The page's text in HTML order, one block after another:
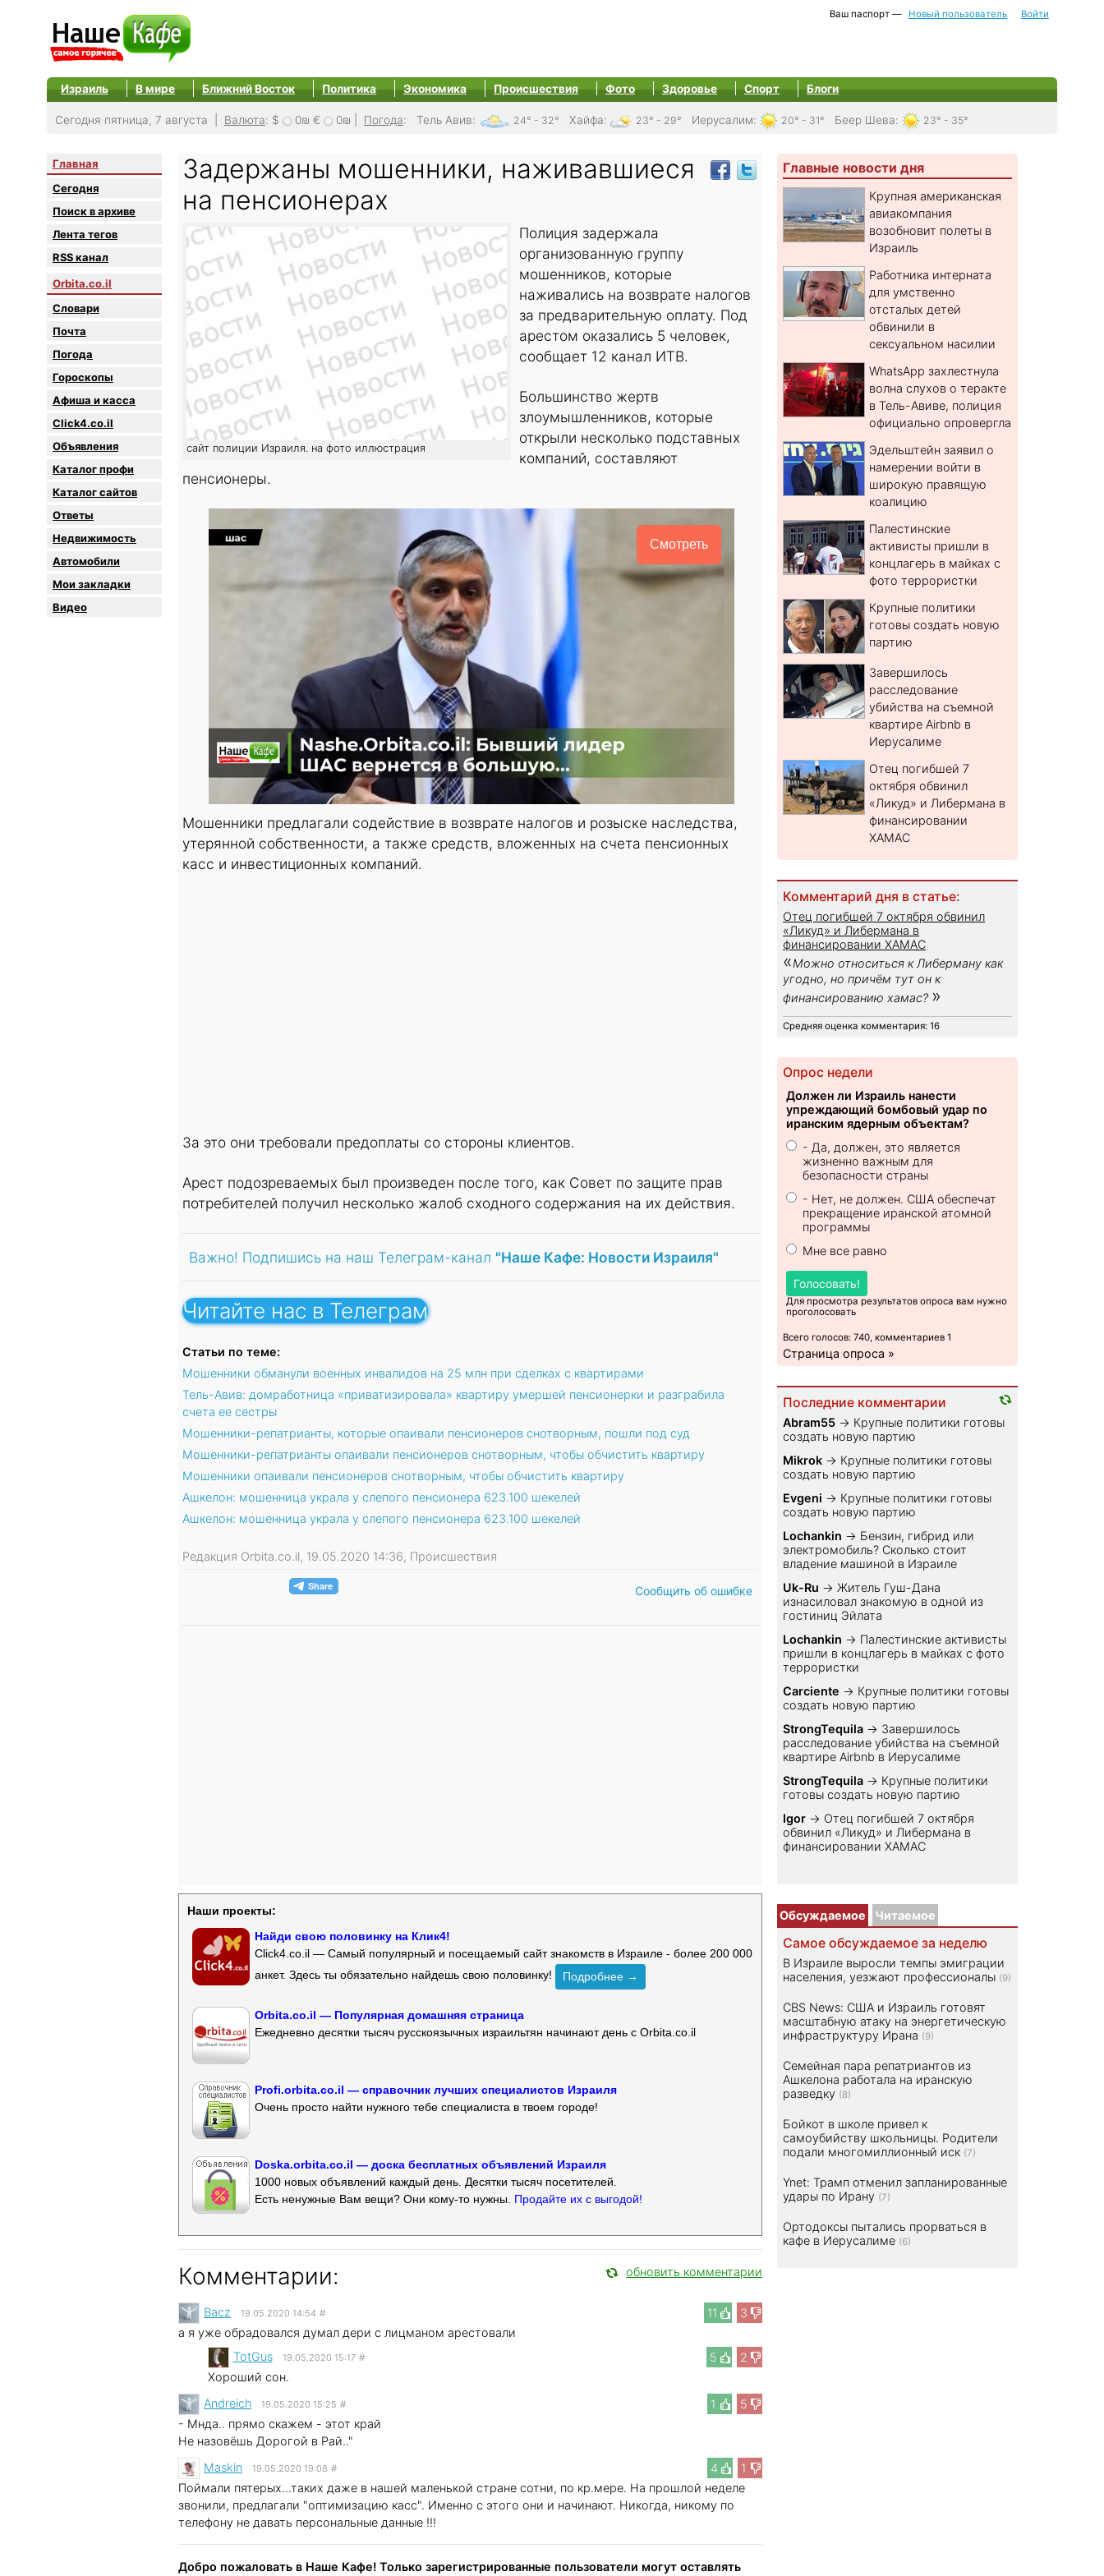
Ваш паспорт — Новый пользователь Войти
Израиль В мире Ближний Восток Политика Экономика Происшествия Фото Здоровье Спорт Блоги
Сегодня пятница, 7 августа | Валюта: $ 0₪ € 0₪ Погода: Тель Авив: 24° - 32° Хайфа: 23° - 29° Иерусалим: 20° - 31° Беер Шева: 23° - 35°
Главная
Сегодня
Поиск в архиве
Лента тегов
RSS канал
Orbita.co.il
Словари
Почта
Погода
Гороскопы
Афиша и касса
Click4.co.il
Объявления
Каталог профи
Каталог сайтов
Oтветы
Недвижимость
Автомобили
Мои закладки
Видео
Задержаны мошенники, наживавшиеся
на пенсионерах
сайт полиции Израиля. на фото иллюстрация
Полиция задержала
организованную группу
мошенников, которые
наживались на возврате налогов
за предварительную оплату. Под
арестом оказались 5 человек,
сообщает 12 канал ИТВ.
Большинство жертв
злоумышленников, которые
открыли несколько подставных
компаний, составляют
пенсионеры.
Смотреть
Мошенники предлагали содействие в возврате налогов и розыске наследства,
утерянной собственности, а также средств, вложенных на счета пенсионных
касс и инвестиционных компаний.
За это они требовали предоплаты со стороны клиентов.
Арест подозреваемых был произведен после того, как Совет по защите прав
потребителей получил несколько жалоб сходного содержания на их действия.
Важно! Подпишись на наш Телеграм-канал "Наше Кафе: Новости Израиля"
Читайте нас в Телеграм
Статьи по теме:
Мошенники обманули военных инвалидов на 25 млн при сделках с квартирами
Тель-Авив: домработница «приватизировала» квартиру умершей пенсионерки и разграбила
счета ее сестры
Мошенники-репатрианты, которые опаивали пенсионеров снотворным, пошли под суд
Мошенники-репатрианты опаивали пенсионеров снотворным, чтобы обчистить квартиру
Мошенники опаивали пенсионеров снотворным, чтобы обчистить квартиру
Ашкелон: мошенница украла у слепого пенсионера 623.100 шекелей
Ашкелон: мошенница украла у слепого пенсионера 623.100 шекелей
Редакция Orbita.co.il, 19.05.2020 14:36, Происшествия
Сообщить об ошибке
Наши проекты:
Найди свою половинку на Клик4!
Click4.co.il — Самый популярный и посещаемый сайт знакомств в Израиле - более 200 000
анкет. Здесь ты обязательно найдешь свою половинку!
Подробнее →
Orbita.co.il — Популярная домашняя страница
Ежедневно десятки тысяч русскоязычных израильтян начинают день с Orbita.co.il
Profi.orbita.co.il — справочник лучших специалистов Израиля
Очень просто найти нужного тебе специалиста в твоем городе!
Doska.orbita.co.il — доска бесплатных объявлений Израиля
1000 новых объявлений каждый день. Десятки тысяч посетителей.
Есть ненужные Вам вещи? Они кому-то нужны. Продайте их с выгодой!
Комментарии: обновить комментарии
11 3
Bacz 19.05.2020 14:54 #
а я уже обрадовался думал дери с лицманом арестовали
5
2
TotGus 19.05.2020 15:17 #
Хороший сон.
1
5
Andreich 19.05.2020 15:25 #
- Мнда.. прямо скажем - этот край
Не назовёшь Дорогой в Рай.."
4
1
Maskin 19.05.2020 19:08 #
Поймали пятерых...таких даже в нашей маленькой стране сотни, по кр.мере. На прошлой неделе
звонили, предлагали "оптимизацию касс". Именно с этого они и начинают. Никогда, никому по
телефону не давать персональные данные !!!
Добро пожаловать в Наше Кафе! Только зарегистрированные пользователи могут оставлять
Главные новости дня
Крупная американская
авиакомпания
возобновит полеты в
Израиль
Работника интерната
для умственно
отсталых детей
обвинили в
сексуальном насилии
WhatsApp захлестнула
волна слухов о теракте
в Тель-Авиве, полиция
официально опровергла
Эдельштейн заявил о
намерении войти в
широкую правящую
коалицию
Палестинские
активисты пришли в
концлагерь в майках с
фото террористки
Крупные политики
готовы создать новую
партию
Завершилось
расследование
убийства на съемной
квартире Airbnb в
Иерусалиме
Отец погибшей 7
октября обвинил
«Ликуд» и Либермана в
финансировании
ХАМАС
Комментарий дня в статье:
Отец погибшей 7 октября обвинил
«Ликуд» и Либермана в
финансировании ХАМАС
«Можно относиться к Либерману как
угодно, но причём тут он к
финансированию хамас? »
Средняя оценка комментария: 16
Опрос недели
Должен ли Израиль нанести
упреждающий бомбовый удар по
иранским ядерным объектам?
- Да, должен, это является
жизненно важным для
безопасности страны
- Нет, не должен. США обеспечат
прекращение иранской атомной
программы
Мне все равно
Голосовать!
Для просмотра результатов опроса вам нужно
проголосовать
Всего голосов: 740, комментариев 1
Страница опроса »
Последние комментарии
Abram55 → Крупные политики готовы
создать новую партию
Mikrok → Крупные политики готовы
создать новую партию
Evgeni → Крупные политики готовы
создать новую партию
Lochankin → Бензин, гибрид или
электромобиль? Cколько стоит
владение машиной в Израиле
Uk-Ru → Житель Гуш-Дана
изнасиловал знакомую в одной из
гостиниц Эйлата
Lochankin → Палестинские активисты
пришли в концлагерь в майках с фото
террористки
Carciente → Крупные политики готовы
создать новую партию
StrongTequila → Завершилось
расследование убийства на съемной
квартире Airbnb в Иерусалиме
StrongTequila → Крупные политики
готовы создать новую партию
Igor → Отец погибшей 7 октября
обвинил «Ликуд» и Либермана в
финансировании ХАМАС
Обсуждаемое Читаемое
Самое обсуждаемое за неделю
В Израиле выросли темпы эмиграции
населения, уезжают профессионалы (9)
CBS News: США и Израиль готовят
масштабную атаку на энергетическую
инфраструктуру Ирана (9)
Семейная пара репатриантов из
Ашкелона работала на иранскую
разведку (8)
Бойкот в школе привел к
самоубийству школьницы. Родители
подали многомиллионный иск (7)
Ynet: Трамп отменил запланированные
удары по Ирану (7)
Ортодоксы пытались прорваться в
кафе в Иерусалиме (6)